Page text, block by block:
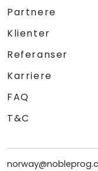
Partnere
Klienter
Referanser
Karriere
FAQ
T&C